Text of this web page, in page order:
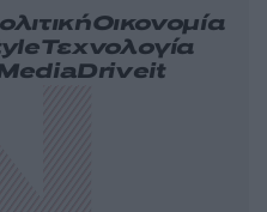
Οικονομία
Τεχνολογία
Driveit